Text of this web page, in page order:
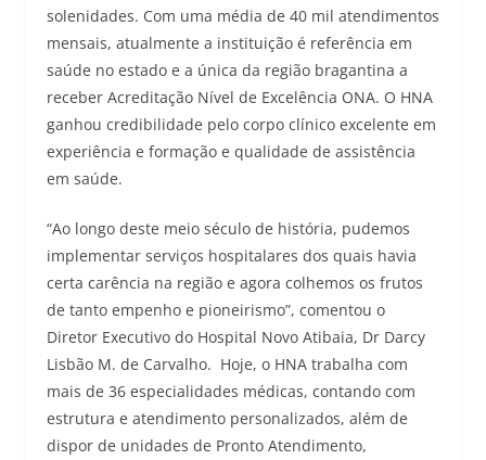
solenidades. Com uma média de 40 mil atendimentos
mensais, atualmente a instituição é referência em
saúde no estado e a única da região bragantina a
receber Acreditação Nível de Excelência ONA. O HNA
ganhou credibilidade pelo corpo clínico excelente em
experiência e formação e qualidade de assistência
em saúde.
“Ao longo deste meio século de história, pudemos
implementar serviços hospitalares dos quais havia
certa carência na região e agora colhemos os frutos
de tanto empenho e pioneirismo”, comentou o
Diretor Executivo do Hospital Novo Atibaia, Dr Darcy
Lisbão M. de Carvalho. Hoje, o HNA trabalha com
mais de 36 especialidades médicas, contando com
estrutura e atendimento personalizados, além de
dispor de unidades de Pronto Atendimento,